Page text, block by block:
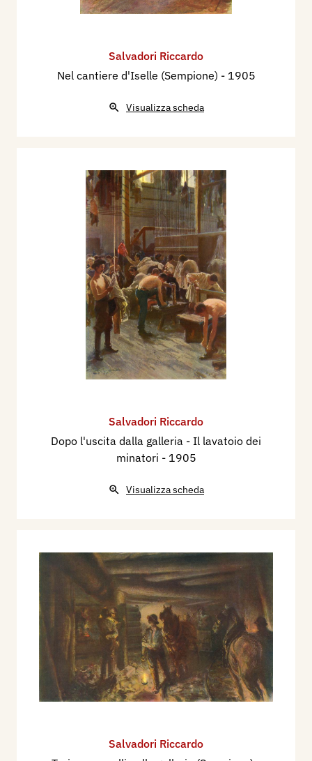
Salvadori Riccardo
Nel cantiere d'Iselle (Sempione) - 1905
Visualizza scheda
Salvadori Riccardo
Dopo l'uscita dalla galleria - Il lavatoio dei
minatori - 1905
Visualizza scheda
Salvadori Riccardo